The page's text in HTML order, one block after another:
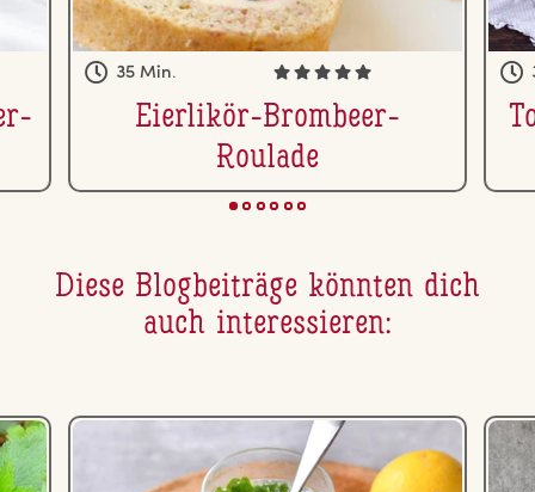
35 Min.
Eierlikör-Brombeer-
Roulade
Diese Blog­bei­trä­ge könnten dich
auch in­ter­es­sie­ren: